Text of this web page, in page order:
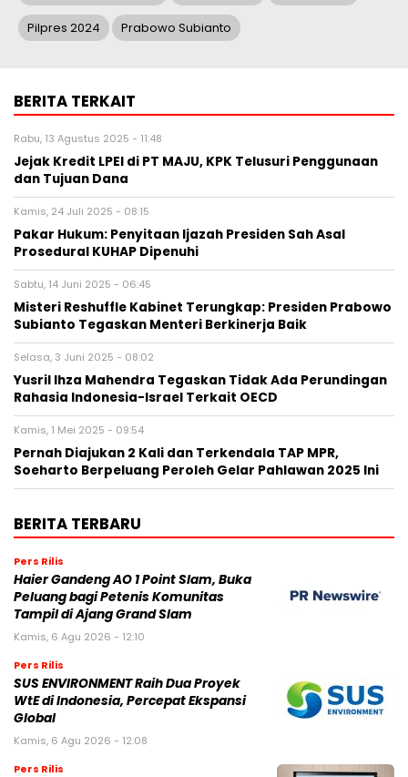
Pilpres 2024 Prabowo Subianto
BERITA TERKAIT
Rabu, 13 Agustus 2025 - 11:48
Jejak Kredit LPEI di PT MAJU, KPK Telusuri Penggunaan
dan Tujuan Dana
Kamis, 24 Juli 2025 - 08:15
Pakar Hukum: Penyitaan Ijazah Presiden Sah Asal
Prosedural KUHAP Dipenuhi
Sabtu, 14 Juni 2025 - 06:45
Misteri Reshuffle Kabinet Terungkap: Presiden Prabowo
Subianto Tegaskan Menteri Berkinerja Baik
Selasa, 3 Juni 2025 - 08:02
Yusril Ihza Mahendra Tegaskan Tidak Ada Perundingan
Rahasia Indonesia-Israel Terkait OECD
Kamis, 1 Mei 2025 - 09:54
Pernah Diajukan 2 Kali dan Terkendala TAP MPR,
Soeharto Berpeluang Peroleh Gelar Pahlawan 2025 Ini
BERITA TERBARU
Pers Rilis
Haier Gandeng AO 1 Point Slam, Buka
Peluang bagi Petenis Komunitas
Tampil di Ajang Grand Slam
Kamis, 6 Agu 2026 - 12:10
Pers Rilis
SUS ENVIRONMENT Raih Dua Proyek
WtE di Indonesia, Percepat Ekspansi
Global
Kamis, 6 Agu 2026 - 12:08
Pers Rilis